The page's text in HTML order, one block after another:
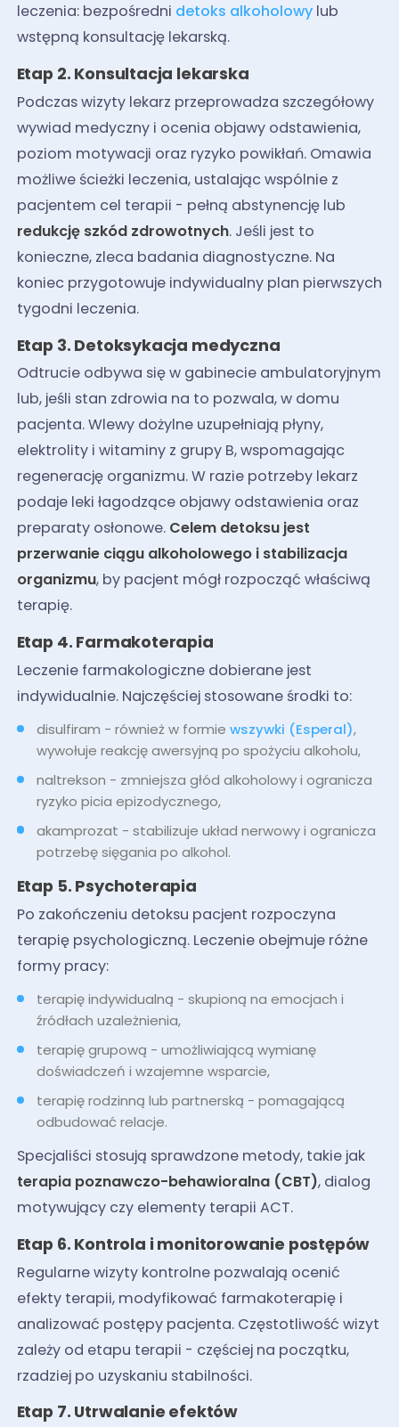
leczenia: bezpośredni detoks alkoholowylub
wstępną konsultację lekarską.
Etap 2. Konsultacja lekarska
Podczas wizyty lekarz przeprowadza szczegółowy
wywiad medyczny i ocenia objawy odstawienia,
poziom motywacji oraz ryzyko powikłań. Omawia
możliwe ścieżki leczenia, ustalając wspólnie z
pacjentem cel terapii - pełną abstynencję lub
redukcję szkód zdrowotnych. Jeśli jest to
konieczne, zleca badania diagnostyczne. Na
koniec przygotowuje indywidualny plan pierwszych
tygodni leczenia.
Etap 3. Detoksykacja medyczna
Odtrucie odbywa się w gabinecie ambulatoryjnym
lub, jeśli stan zdrowia na to pozwala, w domu
pacjenta. Wlewy dożylne uzupełniają płyny,
elektrolity i witaminy z grupy B, wspomagając
regenerację organizmu. W razie potrzeby lekarz
podaje leki łagodzące objawy odstawienia oraz
preparaty osłonowe. Celem detoksu jest
przerwanie ciągu alkoholowego i stabilizacja
organizmu, by pacjent mógł rozpocząć właściwą
terapię.
Etap 4. Farmakoterapia
Leczenie farmakologiczne dobierane jest
indywidualnie. Najczęściej stosowane środki to:
disulfiram - również w formiewszywki (Esperal),
wywołuje reakcję awersyjną po spożyciu alkoholu,
naltrekson - zmniejsza głód alkoholowy i ogranicza
ryzyko picia epizodycznego,
akamprozat - stabilizuje układ nerwowy i ogranicza
potrzebę sięgania po alkohol.
Etap 5. Psychoterapia
Po zakończeniu detoksu pacjent rozpoczyna
terapię psychologiczną. Leczenie obejmuje różne
formy pracy:
terapię indywidualną - skupioną na emocjach i
źródłach uzależnienia,
terapię grupową - umożliwiającą wymianę
doświadczeń i wzajemne wsparcie,
terapię rodzinną lub partnerską - pomagającą
odbudować relacje.
Specjaliści stosują sprawdzone metody, takie jak
terapia poznawczo-behawioralna (CBT), dialog
motywujący czy elementy terapii ACT.
Etap 6. Kontrola i monitorowanie postępów
Regularne wizyty kontrolne pozwalają ocenić
efekty terapii, modyfikować farmakoterapię i
analizować postępy pacjenta. Częstotliwość wizyt
zależy od etapu terapii - częściej na początku,
rzadziej po uzyskaniu stabilności.
Etap 7. Utrwalanie efektów